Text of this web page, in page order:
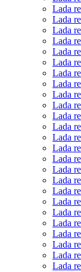
Lada
Lada
Lada
Lada
Lada
Lada
Lada
Lada
Lada
Lada
Lada
Lada
Lada
Lada
Lada
Lada
Lada
Lada
Lada
Lada
Lada
Lada
Lada
Lada
Lada